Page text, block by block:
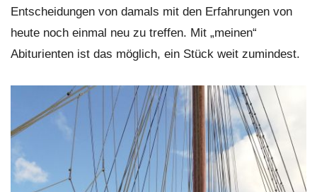
Entscheidungen von damals mit den Erfahrungen von
heute noch einmal neu zu treffen. Mit „meinen“
Abiturienten ist das möglich, ein Stück weit zumindest.